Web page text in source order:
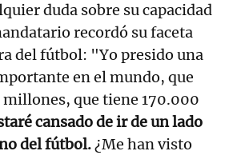
duda sobre su capacidad
recordó su faceta
del fútbol: "Yo presido una
en el mundo, que
que tiene 170.000
cansado de ir de un lado
del fútbol.¿Me han visto